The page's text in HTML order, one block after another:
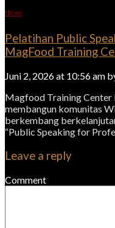
News
Pelatihan Public
MagFood Training
Juni 2, 2026 at 10:56 am
Magfood Training Center
membangun komunitas
berkembang
“Public Speaking for
Leave a reply
Comment